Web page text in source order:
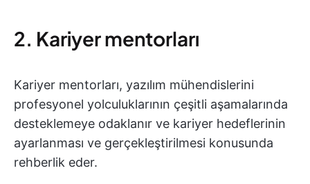
2. Kariyer mentorları
Kariyer mentorları, yazılım mühendislerini
profesyonel yolculuklarının çeşitli aşamalarında
desteklemeye odaklanır ve kariyer hedeflerinin
ayarlanması ve gerçekleştirilmesi konusunda
rehberlik eder.